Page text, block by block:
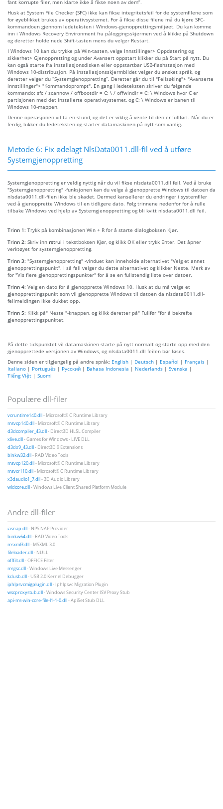
fant korrupte filer, men klarte ikke å fikse noen av dem”.
Husk at System File Checker (SFC) ikke kan fikse integritetsfeil for de systemfilene som
for øyeblikket brukes av operativsystemet. For å fikse disse filene må du kjøre SFC-
kommandoen gjennom ledeteksten i Windows-gjenopprettingsmiljøet. Du kan komme
inn i Windows Recovery Environment fra påloggingsskjermen ved å klikke på Shutdown
og deretter holde nede Shift-tasten mens du velger Restart.
I Windows 10 kan du trykke på Win-tasten, velge Innstillinger> Oppdatering og
sikkerhet> Gjenoppretting og under Avansert oppstart klikker du på Start på nytt. Du
kan også starte fra installasjonsdisken eller oppstartbar USB-flashstasjon med
Windows 10-distribusjon. På installasjonsskjermbildet velger du ønsket språk, og
deretter velger du “Systemgjenoppretting”. Deretter går du til "Feilsøking"> "Avanserte
innstillinger"> "Kommandoprompt". En gang i ledeteksten skriver du følgende
kommando: sfc / scannow / offbootdir = C: \ / offwindir = C: \ Windows hvor C er
partisjonen med det installerte operativsystemet, og C: \ Windows er banen til
Windows 10-mappen.
Denne operasjonen vil ta en stund, og det er viktig å vente til den er fullført. Når du er
ferdig, lukker du ledeteksten og starter datamaskinen på nytt som vanlig.
Metode 6: Fix ødelagt NlsData0011.dll-fil ved å utføre
Systemgjenoppretting
Systemgjenoppretting er veldig nyttig når du vil fikse nlsdata0011.dll feil. Ved å bruke
"Systemgjenoppretting" -funksjonen kan du velge å gjenopprette Windows til datoen da
nlsdata0011.dll-filen ikke ble skadet. Dermed kansellerer du endringer i systemfiler
ved å gjenopprette Windows til en tidligere dato. Følg trinnene nedenfor for å rulle
tilbake Windows ved hjelp av Systemgjenoppretting og bli kvitt nlsdata0011.dll feil.
Trinn 1: Trykk på kombinasjonen Win + R for å starte dialogboksen Kjør.
Trinn 2: Skriv inn rstrui i tekstboksen Kjør, og klikk OK eller trykk Enter. Det åpner
verktøyet for systemgjenoppretting.
Trinn 3: "Systemgjenoppretting" -vinduet kan inneholde alternativet "Velg et annet
gjenopprettingspunkt". I så fall velger du dette alternativet og klikker Neste. Merk av
for "Vis flere gjenopprettingspunkter" for å se en fullstendig liste over datoer.
Trinn 4: Velg en dato for å gjenopprette Windows 10. Husk at du må velge et
gjenopprettingspunkt som vil gjenopprette Windows til datoen da nlsdata0011.dll-
feilmeldingen ikke dukket opp.
Trinn 5: Klikk på" Neste "-knappen, og klikk deretter på" Fullfør "for å bekrefte
gjenopprettingspunktet.
På dette tidspunktet vil datamaskinen starte på nytt normalt og starte opp med den
gjenopprettede versjonen av Windows, og nlsdata0011.dll feilen bør løses.
Denne siden er tilgjengelig på andre språk: English | Deutsch | Español | Français |
Italiano | Português | Русский | Bahasa Indonesia | Nederlands | Svenska |
Tiếng Việt | Suomi
Populære dll-filer
vcruntime140.dll- Microsoft® C Runtime Library
msvcp140.dll- Microsoft® C Runtime Library
d3dcompiler_43.dll- Direct3D HLSL Compiler
xlive.dll- Games for Windows - LIVE DLL
d3dx9_43.dll- Direct3D 9 Extensions
binkw32.dll- RAD Video Tools
msvcp120.dll- Microsoft® C Runtime Library
msvcr110.dll- Microsoft® C Runtime Library
x3daudio1_7.dll- 3D Audio Library
wldcore.dll- Windows Live Client Shared Platform Module
Andre dll-filer
iasnap.dll- NPS NAP Provider
binkw64.dll- RAD Video Tools
msxml3.dll- MSXML 3.0
fileloader.dll- NULL
offfilt.dll- OFFICE Filter
msgsc.dll- Windows Live Messenger
kdusb.dll- USB 2.0 Kernel Debugger
iphlpsvcmigplugin.dll- Iphlpsvc Migration Plugin
wscproxystub.dll- Windows Security Center ISV Proxy Stub
api-ms-win-core-file-l1-1-0.dll- ApiSet Stub DLL